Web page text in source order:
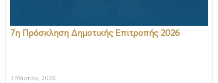
7η Πρόσκληση Δημοτικής Επιτροπής 2026
3 Μαρτίου, 2026